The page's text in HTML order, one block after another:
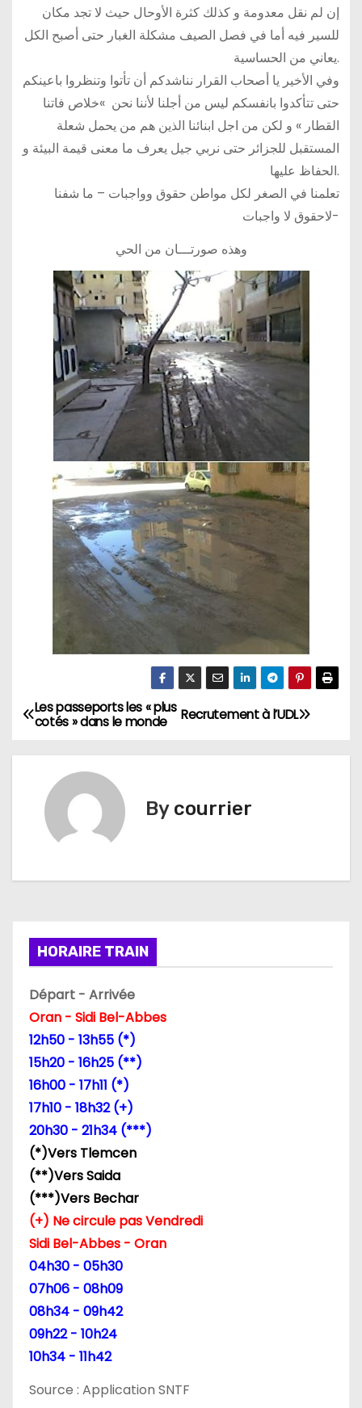
إن لم نقل معدومة و كذلك كثرة الأوحال حيث لا تجد مكان
للسير فيه أما في فصل الصيف مشكلة الغبار حتى أصبح الكل
يعاني من الحساسية.
وفي الأخير يا أصحاب القرار نناشدكم أن تأتوا وتنظروا باعينكم
حتى تتأكدوا بانفسكم ليس من أجلنا لأننا نحن »خلاص فاتنا
القطار » و لكن من اجل ابنائنا الذين هم من يحمل شعلة
المستقبل للجزائر حتى نربي جيل يعرف ما معنى قيمة البيئة و
الحفاظ عليها.
تعلمنا في الصغر لكل مواطن حقوق وواجبات – ما شفنا
لاحقوق لا واجبات-
وهذه صورتـــان من الحي
N
a
a
o
n
d
e
a
r
t
c
e
Recrutement à l’UDL
Les passeports les « plus
cotés » dans le monde
By courrier
HORAIRE TRAIN
Départ - Arrivée
Oran - Sidi Bel-Abbes
12h50 - 13h55 (*)
15h20 - 16h25 (**)
16h00 - 17h11 (*)
17h10 - 18h32 (+)
20h30 - 21h34 (***)
(*)Vers Tlemcen
(**)Vers Saida
(***)Vers Bechar
(+) Ne circule pas Vendredi
Sidi Bel-Abbes - Oran
04h30 - 05h30
07h06 - 08h09
08h34 - 09h42
09h22 - 10h24
10h34 - 11h42
Source : Application SNTF